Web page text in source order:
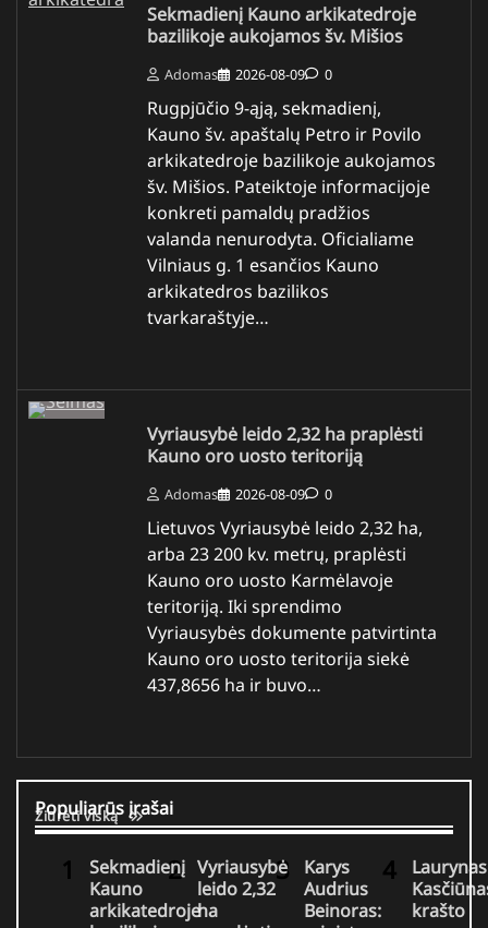
Sekmadienį Kauno arkikatedroje
bazilikoje aukojamos šv. Mišios
Adomas 2026-08-09 0
Rugpjūčio 9-ąją, sekmadienį,
Kauno šv. apaštalų Petro ir Povilo
arkikatedroje bazilikoje aukojamos
šv. Mišios. Pateiktoje informacijoje
konkreti pamaldų pradžios
valanda nenurodyta. Oficialiame
Vilniaus g. 1 esančios Kauno
arkikatedros bazilikos
tvarkaraštyje…
Vyriausybė leido 2,32 ha praplėsti
Kauno oro uosto teritoriją
Adomas 2026-08-09 0
Lietuvos Vyriausybė leido 2,32 ha,
arba 23 200 kv. metrų, praplėsti
Kauno oro uosto Karmėlavoje
teritoriją. Iki sprendimo
Vyriausybės dokumente patvirtinta
Kauno oro uosto teritorija siekė
437,8656 ha ir buvo…
Populiarūs įrašai
Žiūrėti viską
Sekmadienį
Kauno
arkikatedroje
Vyriausybė
leido 2,32
ha
Karys
Audrius
Beinoras:
Laurynas
krašto